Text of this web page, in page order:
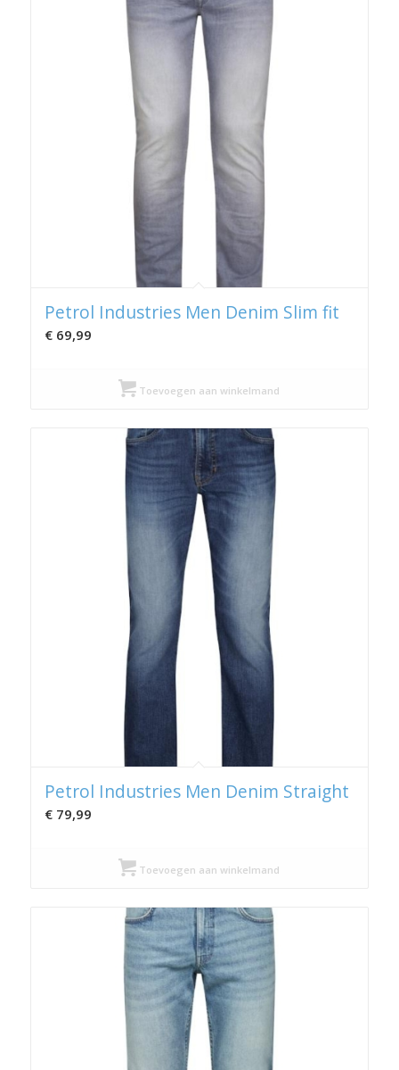
Petrol Industries Men Denim Slim fit
€69,99
Toevoegen aan winkelmand
Petrol Industries Men Denim Straight
€79,99
Toevoegen aan winkelmand